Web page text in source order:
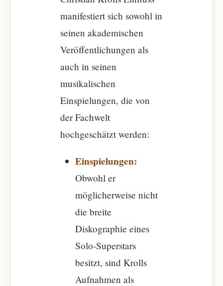
manifestiert sich sowohl in
seinen akademischen
Veröffentlichungen als
auch in seinen
musikalischen
Einspielungen, die von
der Fachwelt
hochgeschätzt werden:
Einspielungen:
Obwohl er
möglicherweise nicht
die breite
Diskographie eines
Solo-Superstars
besitzt, sind Krolls
Aufnahmen als